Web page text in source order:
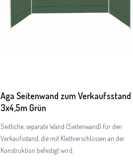
Aga Seitenwand zum Verkaufsstand
3x4,5m Grün
Seitliche, separate Wand (Seitenwand) für den
Verkaufsstand, die mit Klettverschlüssen an der
Konstruktion befestigt wird.